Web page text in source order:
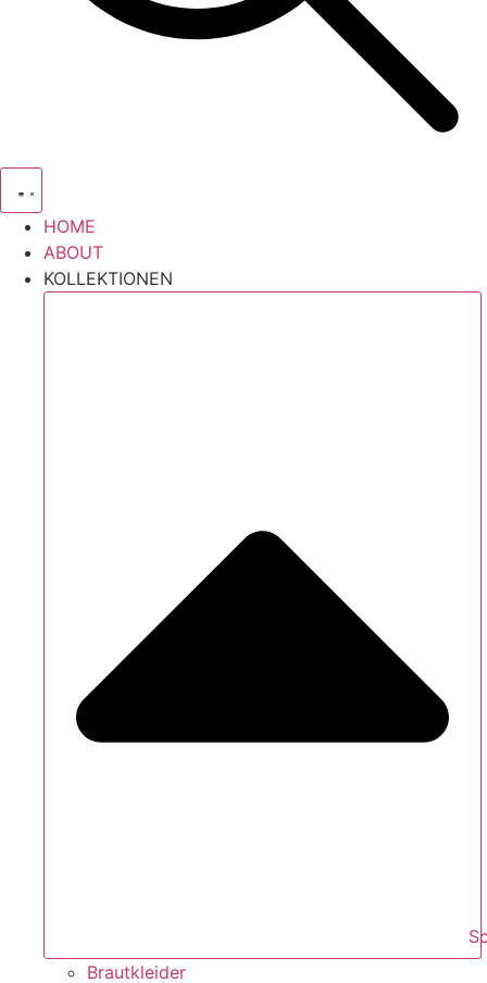
HOME
ABOUT
KOLLEKTIONEN
Brautkleider